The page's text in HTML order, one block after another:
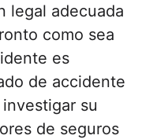
legal adecuada
como sea
es
de accidente
su
de seguros